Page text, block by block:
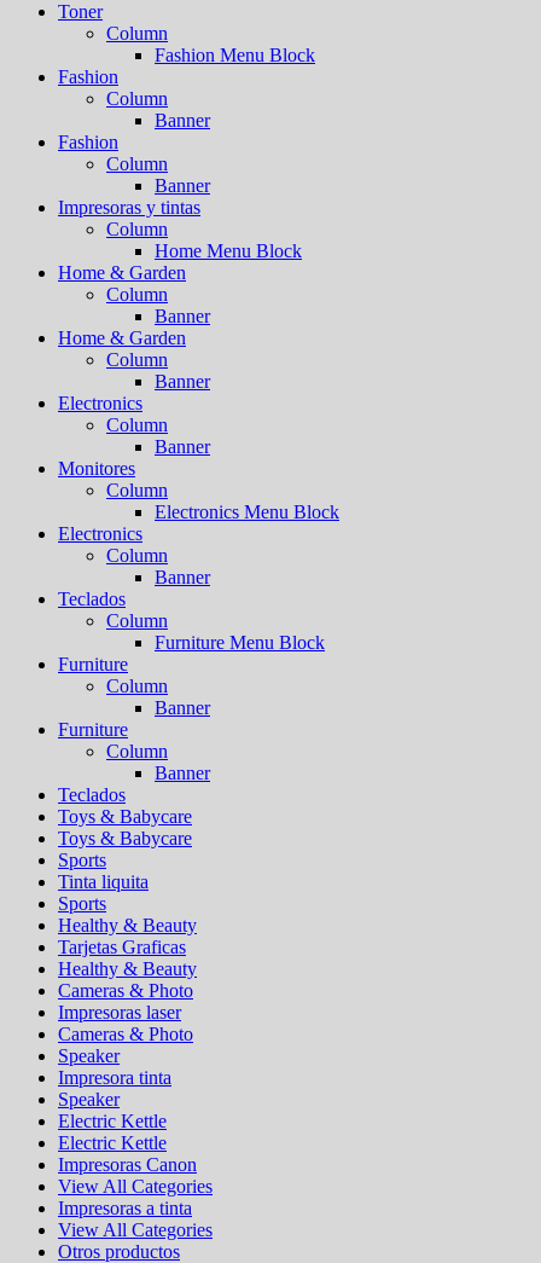
Toner
Column
Fashion Menu Block
Fashion
Column
Banner
Fashion
Column
Banner
Impresoras y tintas
Column
Home Menu Block
Home & Garden
Column
Banner
Home & Garden
Column
Banner
Electronics
Column
Banner
Monitores
Column
Electronics Menu Block
Electronics
Column
Banner
Teclados
Column
Furniture Menu Block
Furniture
Column
Banner
Furniture
Column
Banner
Teclados
Toys & Babycare
Toys & Babycare
Sports
Tinta liquita
Sports
Healthy & Beauty
Tarjetas Graficas
Healthy & Beauty
Cameras & Photo
Impresoras laser
Cameras & Photo
Speaker
Impresora tinta
Speaker
Electric Kettle
Electric Kettle
Impresoras Canon
View All Categories
Impresoras a tinta
View All Categories
Otros productos